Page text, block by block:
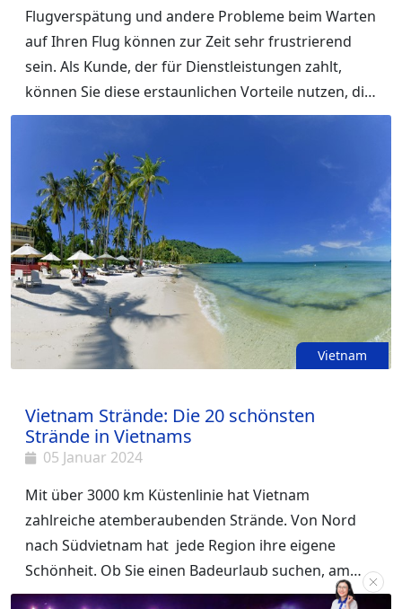
Flugverspätung und andere Probleme beim Warten
auf Ihren Flug können zurZeit sehr frustrierend
sein. Als Kunde, der für Dienstleistungen zahlt,
können Sie diese erstaunlichen Vorteile nutzen, die
nach EU-Recht zur Verfügung gestellt wurden.
können, wenn Ihr Flug storniert oder verspätet ist
und wie viel Entschädigung Sie erhalten könnten?
Vietnam
Vietnam Strände: Die 20 schönsten
Strände in Vietnams
05 Januar 2024
Mit über 3000 km Küstenlinie hat Vietnam
zahlreiche atemberaubenden Strände. Von Nord
nach Südvietnam hat jede Region ihre eigene
Schönheit. Ob Sie einen Badeurlaub suchen, am
Strand faulenzen oder Fliterwochen mit ihren